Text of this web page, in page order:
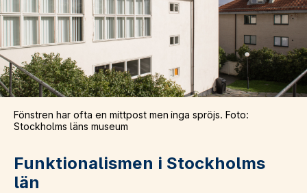
Fönstren har ofta en mittpost men inga spröjs. Foto:
Stockholms läns museum
Funktionalismen i Stockholms
län